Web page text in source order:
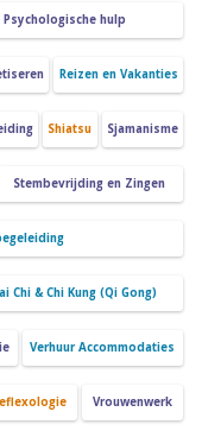
Psychologische hulp
Reizen en Vakanties
Shiatsu Sjamanisme
Stembevrijding en Zingen
Chi & Chi Kung (Qi Gong)
Verhuur Accommodaties
Vrouwenwerk